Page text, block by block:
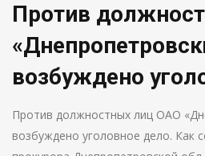
Против
возбуждено
Против должностных лиц ОАО
возбуждено уголовное дело. Как